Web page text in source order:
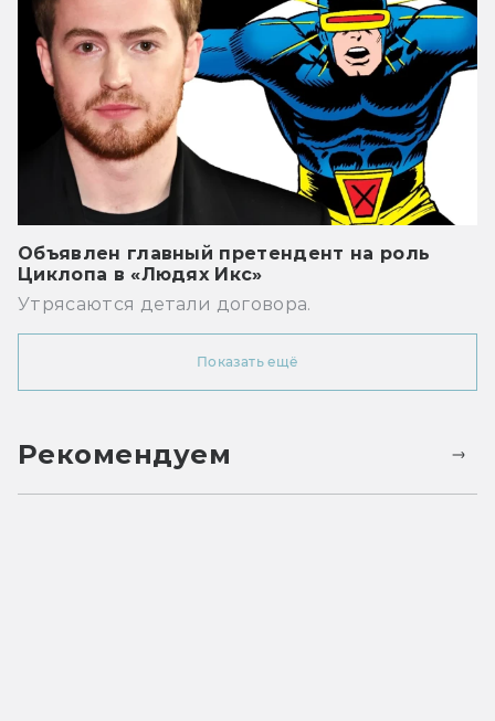
Объявлен главный претендент на роль
Циклопа в «Людях Икс»
Утрясаются детали договора.
Показать ещё
Рекомендуем